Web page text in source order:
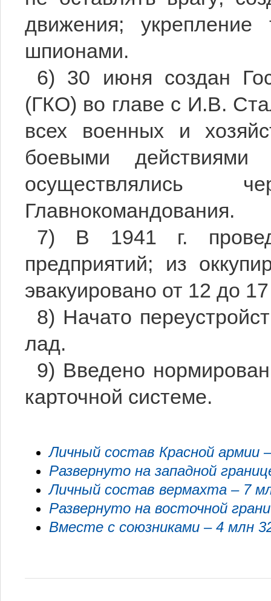
движения;
шпионами.
6) 30 июня создан
(ГКО) во главе с И.В.
всех военных и
боевыми действиями
осуществлялись
Главнокомандования.
7) В 1941 г.
предприятий; из
эвакуировано от 12 до
8) Начато
лад.
9) Введено
карточной системе.
Личный состав Красной армии
Развернуто на западной
Личный состав вермахта – 7
Развернуто на восточной
Вместе с союзниками – 4 млн